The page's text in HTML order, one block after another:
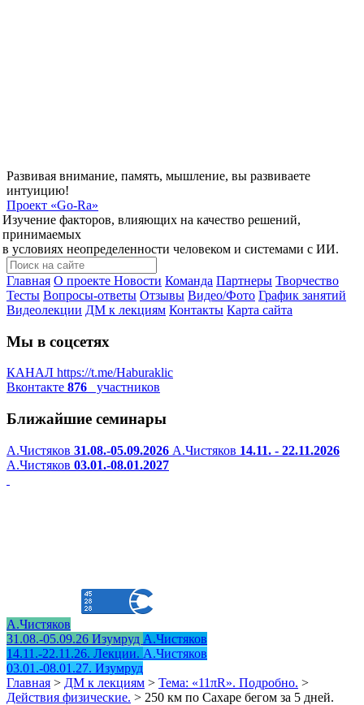
Развивая внимание, память, мышление, вы развиваете
интуицию!
Проект «Go-Ra»
Изучение факторов, влияющих на качество решений,
принимаемых
в условиях неопределенности человеком и системами с ИИ.
Главная О проекте Новости Команда Партнеры Творчество
Тесты Вопросы-ответы Отзывы Видео/Фото График занятий
Видеолекции ДМ к лекциям Контакты Карта сайта
Мы в соцсетях
КАНАЛ https://t.me/Haburaklic
Вконтакте 876 участников
Ближайшие семинары
А.Чистяков 31.08.-05.09.2026 А.Чистяков 14.11. - 22.11.2026
А.Чистяков 03.01.-08.01.2027
А.Чистяков
31.08.-05.09.26 Изумруд А.Чистяков
14.11.-22.11.26. Лекции. А.Чистяков
03.01.-08.01.27. Изумруд
Главная > ДМ к лекциям > Тема: «11πR». Подробно. >
Действия физические. > 250 км по Сахаре бегом за 5 дней.